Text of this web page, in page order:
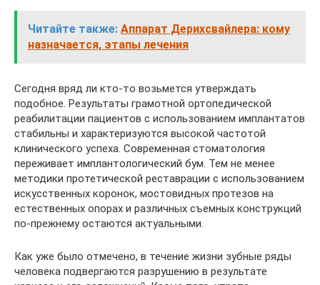
Читайте также: Аппарат Дерихсвайлера: кому
назначается, этапы лечения
Сегодня вряд ли кто-то возьмется утверждать
подобное. Результаты грамотной ортопедической
реабилитации пациентов с использованием имплантатов
стабильны и характеризуются высокой частотой
клинического успеха. Современная стоматология
переживает имплантологический бум. Тем не менее
методики протетической реставрации с использованием
искусственных коронок, мостовидных протезов на
естественных опорах и различных съемных конструкций
по-прежнему остаются актуальными.
Как уже было отмечено, в течение жизни зубные ряды
человека подвергаются разрушению в результате